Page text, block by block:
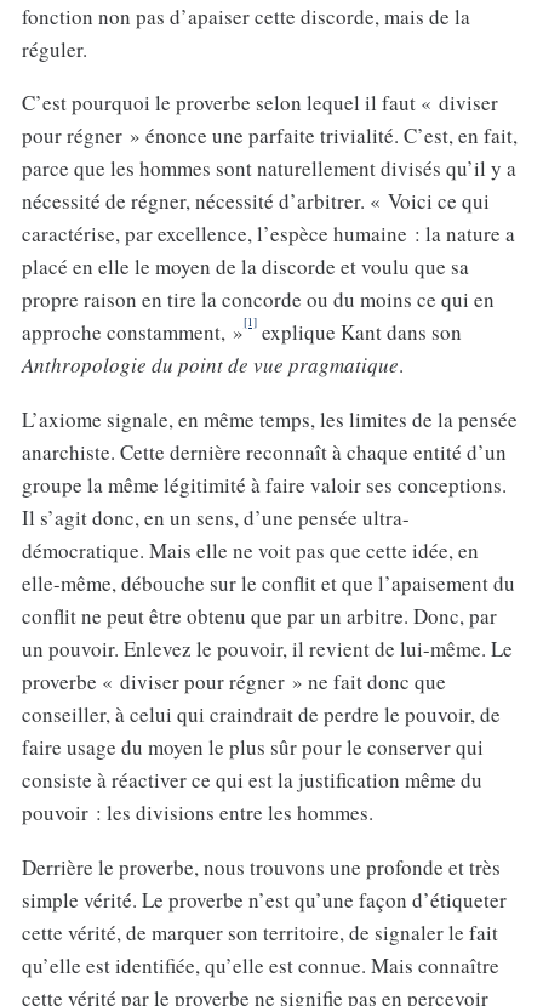
fonction non pas d’apaiser cette discorde, mais de la
réguler.
C’est pourquoi le proverbe selon lequel il faut « diviser
pour régner » énonce une parfaite trivialité. C’est, en fait,
parce que les hommes sont naturellement divisés qu’il y a
nécessité de régner, nécessité d’arbitrer. « Voici ce qui
caractérise, par excellence, l’espèce humaine : la nature a
placé en elle le moyen de la discorde et voulu que sa
propre raison en tire la concorde ou du moins ce qui en
approche constamment, »[1]explique Kant dans son
Anthropologie du point de vue pragmatique.
L’axiome signale, en même temps, les limites de la pensée
anarchiste. Cette dernière reconnaît à chaque entité d’un
groupe la même légitimité à faire valoir ses conceptions.
Il s’agit donc, en un sens, d’une pensée ultra-
démocratique. Mais elle ne voit pas que cette idée, en
elle-même, débouche sur le conflit et que l’apaisement du
conflit ne peut être obtenu que par un arbitre. Donc, par
un pouvoir. Enlevez le pouvoir, il revient de lui-même. Le
proverbe « diviser pour régner » ne fait donc que
conseiller, à celui qui craindrait de perdre le pouvoir, de
faire usage du moyen le plus sûr pour le conserver qui
consiste à réactiver ce qui est la justification même du
pouvoir : les divisions entre les hommes.
Derrière le proverbe, nous trouvons une profonde et très
simple vérité. Le proverbe n’est qu’une façon d’étiqueter
cette vérité, de marquer son territoire, de signaler le fait
qu’elle est identifiée, qu’elle est connue. Mais connaître
cette vérité par le proverbe ne signifie pas en percevoir